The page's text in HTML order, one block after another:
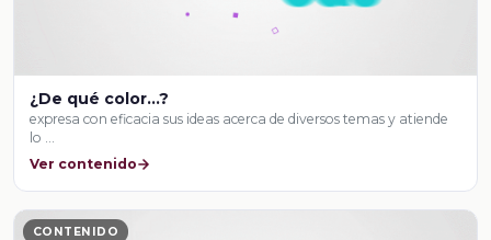
¿De qué color…?
expresa con eficacia sus ideas acerca de diversos temas y atiende
lo …
Ver contenido
CONTENIDO